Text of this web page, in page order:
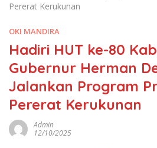
Pererat Kerukunan
OKI MANDIRA
Hadiri HUT ke-80
Gubernur Herman
Jalankan Program
Pererat Kerukunan
Admin
12/10/2025